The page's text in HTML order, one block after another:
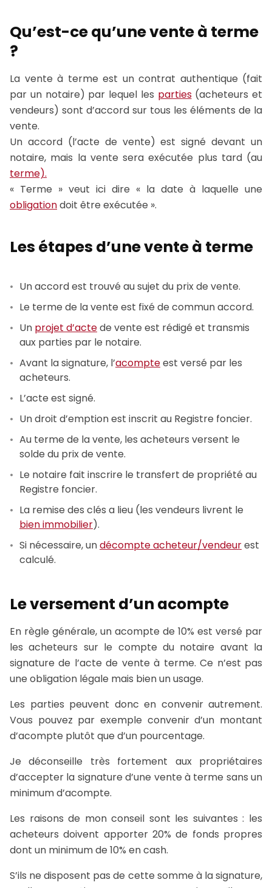
Qu’est-ce qu’une vente à terme
?
La vente à terme est un contrat authentique (fait
par un notaire) par lequel les parties(acheteurs et
vendeurs) sont d’accord sur tous les éléments de la
vente.
Un accord (l’acte de vente) est signé devant un
notaire, mais la vente sera exécutée plus tard (au
terme).
« Terme » veut ici dire « la date à laquelle une
obligationdoit être exécutée ».
Les étapes d’une vente à terme
Un accord est trouvé au sujet du prix de vente.
Le terme de la vente est fixé de commun accord.
Un projet d’actede vente est rédigé et transmis
aux parties par le notaire.
Avant la signature, l’acompteest versé par les
acheteurs.
L’acte est signé.
Un droit d’emption est inscrit au Registre foncier.
Au terme de la vente, les acheteurs versent le
solde du prix de vente.
Le notaire fait inscrire le transfert de propriété au
Registre foncier.
La remise des clés a lieu (les vendeurs livrent le
bien immobilier).
Si nécessaire, undécompte acheteur/vendeurest
calculé.
Le versement d’un acompte
En règle générale, un acompte de 10% est versé par
les acheteurs sur le compte du notaire avant la
signature de l’acte de vente à terme. Ce n’est pas
une obligation légale mais bien un usage.
Les parties peuvent donc en convenir autrement.
Vous pouvez par exemple convenir d’un montant
d’acompte plutôt que d’un pourcentage.
Je déconseille très fortement aux propriétaires
d’accepter la signature d’une vente à terme sans un
minimum d’acompte.
Les raisons de mon conseil sont les suivantes : les
acheteurs doivent apporter 20% de fonds propres
dont un minimum de 10% en cash.
S’ils ne disposent pas de cette somme à la signature,